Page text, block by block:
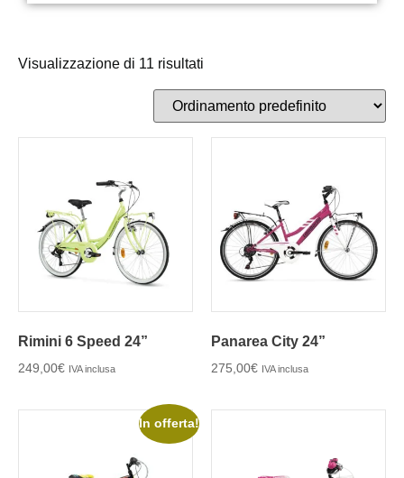
Visualizzazione di 11 risultati
Rimini 6 Speed 24”
249,00€ IVA inclusa
Panarea City 24”
275,00€ IVA inclusa
In offerta!